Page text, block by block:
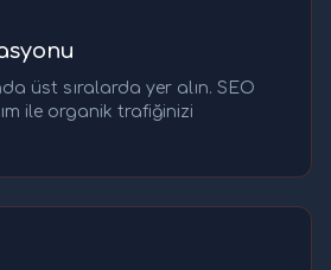
üst sıralarda yer alın. SEO
ile organik trafiğinizi